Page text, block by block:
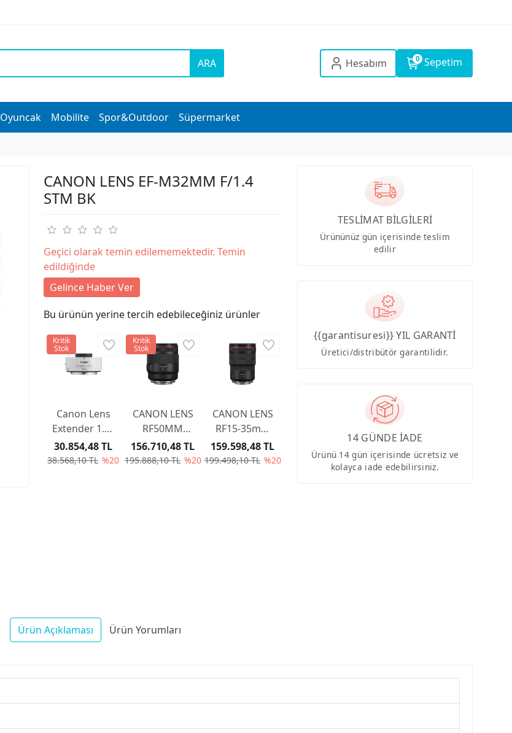
ARA Hesabım 0 Sepetim
Oyuncak Mobilite Spor&Outdoor Süpermarket
CANON LENS EF-M32MM F/1.4
STM BK
Geçici olarak temin edilememektedir. Temin
edildiğinde
Gelince Haber Ver
Bu ürünün yerine tercih edebileceğiniz ürünler
Canon Lens
Extender 1.4x
III
38.568,10 TL %20
30.854,48 TL
Kritik
Stok
CANON LENS
RF50MM
F/1.2 L USM
195.888,10 TL %20
156.710,48 TL
Kritik
Stok
CANON LENS
RF15-35mm
F2.8 L IS USM
199.498,10 TL %20
159.598,48 TL
TESLİMAT BİLGİLERİ
Ürününüz gün içerisinde teslim
edilir
{{garantisuresi}} YIL GARANTİ
Üretici/distribütör garantilidir.
14 GÜNDE İADE
Ürünü 14 gün içerisinde ücretsiz ve
kolayca iade edebilirsiniz.
Ürün Açıklaması Ürün Yorumları